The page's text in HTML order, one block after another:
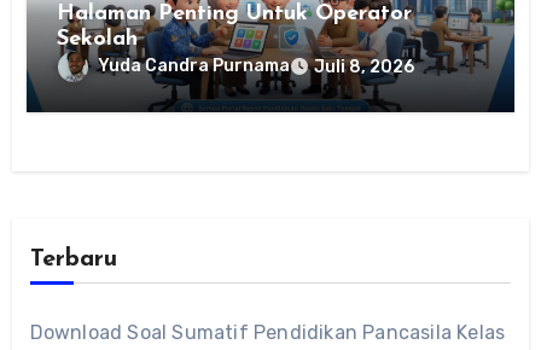
Halaman Penting Untuk Operator
Sekolah
Yuda Candra Purnama Juli 8, 2026
Terbaru
Download Soal Sumatif Pendidikan Pancasila Kelas